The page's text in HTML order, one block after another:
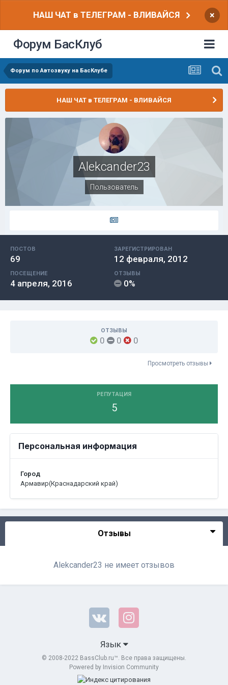
НАШ ЧАТ в ТЕЛЕГРАМ - ВЛИВАЙСЯ ×
Форум БасКлуб
Форум по Автозвуку на БасКлубе
НАШ ЧАТ в ТЕЛЕГРАМ - ВЛИВАЙСЯ
Alekcander23
Пользователь
ПОСТОВ
69
ЗАРЕГИСТРИРОВАН
12 февраля, 2012
ПОСЕЩЕНИЕ
4 апреля, 2016
ОТЗЫВЫ
0%
ОТЗЫВЫ
0 0 0
Просмотреть отзывы
РЕПУТАЦИЯ
5
Персональная информация
Город
Армавир(Краснадарский край)
Отзывы
Alekcander23 не имеет отзывов
Язык
© 2008-2022 BassClub.ru™. Все права защищены.
Powered by Invision Community